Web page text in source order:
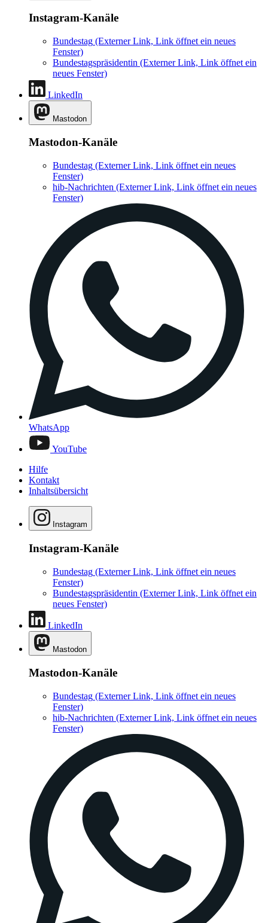
Instagram-Kanäle
Bundestag (Externer Link, Link öffnet ein neues
Fenster)
Bundestagspräsidentin (Externer Link, Link öffnet ein
neues Fenster)
LinkedIn
Mastodon
Mastodon-Kanäle
Bundestag (Externer Link, Link öffnet ein neues
Fenster)
hib-Nachrichten (Externer Link, Link öffnet ein neues
Fenster)
WhatsApp
YouTube
Hilfe
Kontakt
Inhaltsübersicht
Instagram
Instagram-Kanäle
Bundestag (Externer Link, Link öffnet ein neues
Fenster)
Bundestagspräsidentin (Externer Link, Link öffnet ein
neues Fenster)
LinkedIn
Mastodon
Mastodon-Kanäle
Bundestag (Externer Link, Link öffnet ein neues
Fenster)
hib-Nachrichten (Externer Link, Link öffnet ein neues
Fenster)